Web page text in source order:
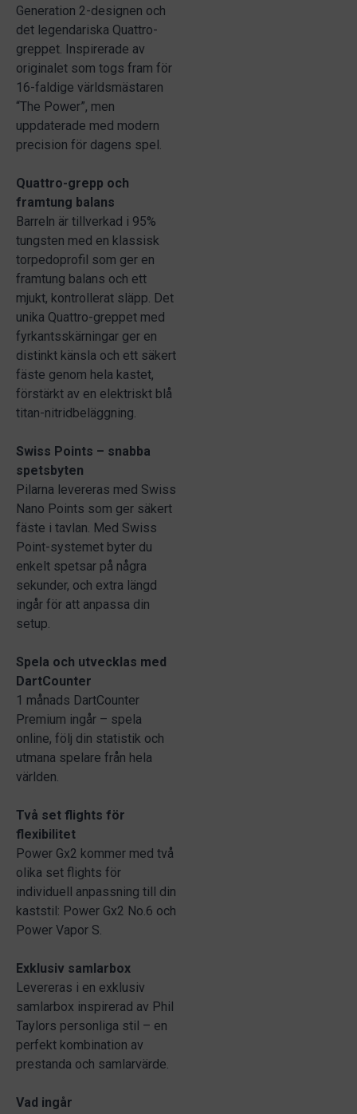
Generation 2-designen och
det legendariska Quattro-
greppet. Inspirerade av
originalet som togs fram för
16-faldige världsmästaren
“The Power”, men
uppdaterade med modern
precision för dagens spel.
Quattro-grepp och
framtung balans
Barreln är tillverkad i 95%
tungsten med en klassisk
torpedoprofil som ger en
framtung balans och ett
mjukt, kontrollerat släpp. Det
unika Quattro-greppet med
fyrkantsskärningar ger en
distinkt känsla och ett säkert
fäste genom hela kastet,
förstärkt av en elektriskt blå
titan-nitridbeläggning.
Swiss Points – snabba
spetsbyten
Pilarna levereras med Swiss
Nano Points som ger säkert
fäste i tavlan. Med Swiss
Point-systemet byter du
enkelt spetsar på några
sekunder, och extra längd
ingår för att anpassa din
setup.
Spela och utvecklas med
DartCounter
1 månads DartCounter
Premium ingår – spela
online, följ din statistik och
utmana spelare från hela
världen.
Två set flights för
flexibilitet
Power Gx2 kommer med två
olika set flights för
individuell anpassning till din
kaststil: Power Gx2 No.6 och
Power Vapor S.
Exklusiv samlarbox
Levereras i en exklusiv
samlarbox inspirerad av Phil
Taylors personliga stil – en
perfekt kombination av
prestanda och samlarvärde.
Vad ingår